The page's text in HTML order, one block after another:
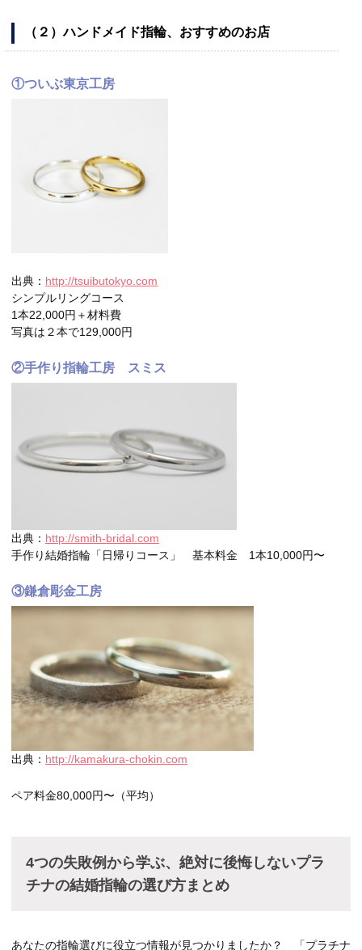
（２）ハンドメイド指輪、おすすめのお店
①ついぶ東京工房
出典： http://tsuibutokyo.com
シンプルリングコース
1本22,000円＋材料費
写真は２本で129,000円
②手作り指輪工房 スミス
出典： http://smith-bridal.com
手作り結婚指輪「日帰りコース」 基本料金 1本10,000円〜
③鎌倉彫金工房
出典： http://kamakura-chokin.com
ペア料金80,000円〜（平均）
4つの失敗例から学ぶ、絶対に後悔しないプラ
チナの結婚指輪の選び方まとめ
あなたの指輪選びに役立つ情報が見つかりましたか？ 「プラチナ